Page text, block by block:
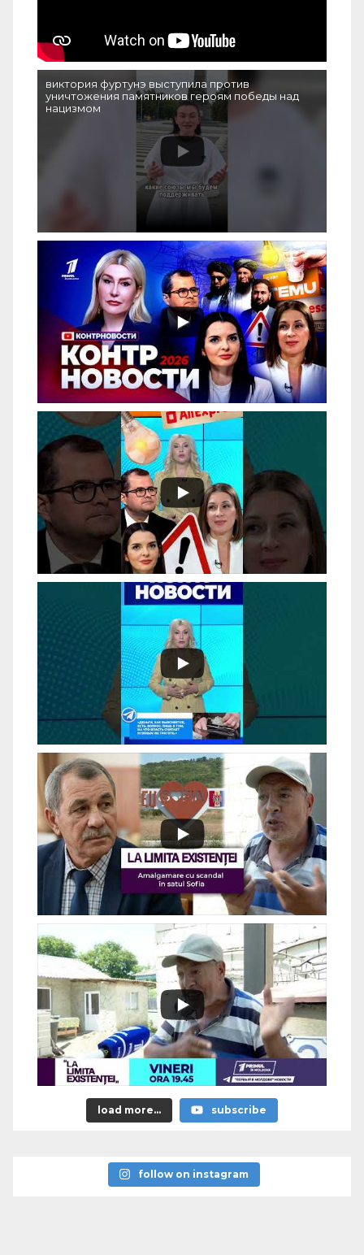
виктория фуртунэ выступила против
уничтожения памятников героям победы над
нацизмом
load more... subscribe
follow on instagram